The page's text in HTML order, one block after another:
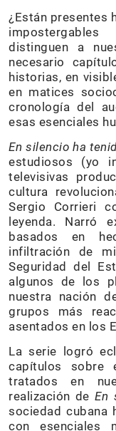
¿Están presentes
distinguen a
necesario
historias, en
en matices
cronología del
esas esenciales
En silencio ha
estudiosos (yo
televisivas
cultura
Sergio Corrieri
leyenda. Narró
basados en
infiltración de
Seguridad del
algunos de los
nuestra nación
grupos más
asentados en los
La serie logró
capítulos sobre
tratados en
realización deEn
sociedad cubana
con esenciales